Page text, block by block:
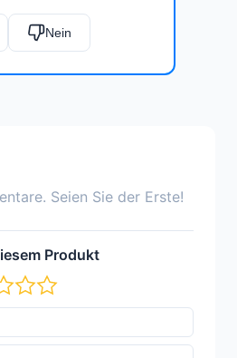
Nein
Seien Sie der Erste!
Produkt